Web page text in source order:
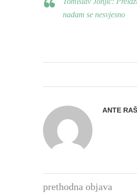
nadam se nesvjesno
ANTE
prethodna objava